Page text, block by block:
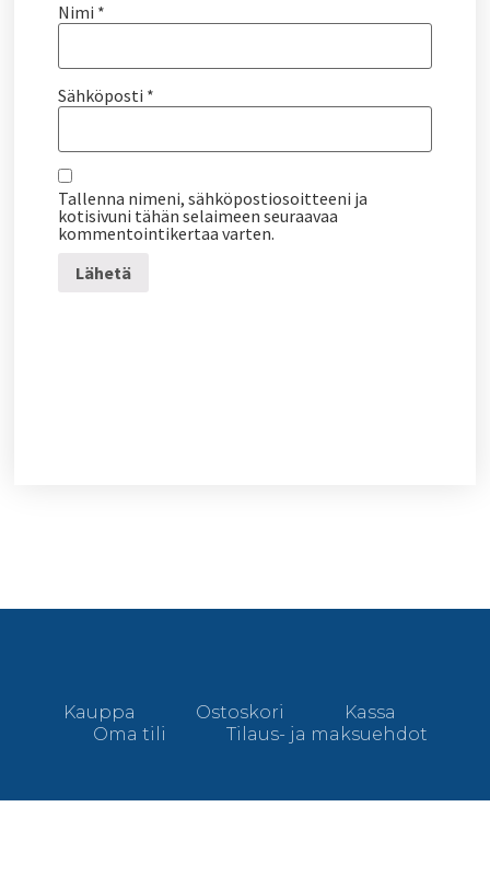
Nimi *
Sähköposti *
Tallenna nimeni, sähköpostiosoitteeni ja
kotisivuni tähän selaimeen seuraavaa
kommentointikertaa varten.
Kauppa Ostoskori
Kassa
Oma tili
Tilaus- ja maksuehdot